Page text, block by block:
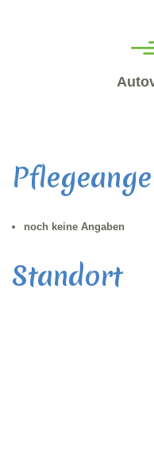
noch keine Angaben
Standort